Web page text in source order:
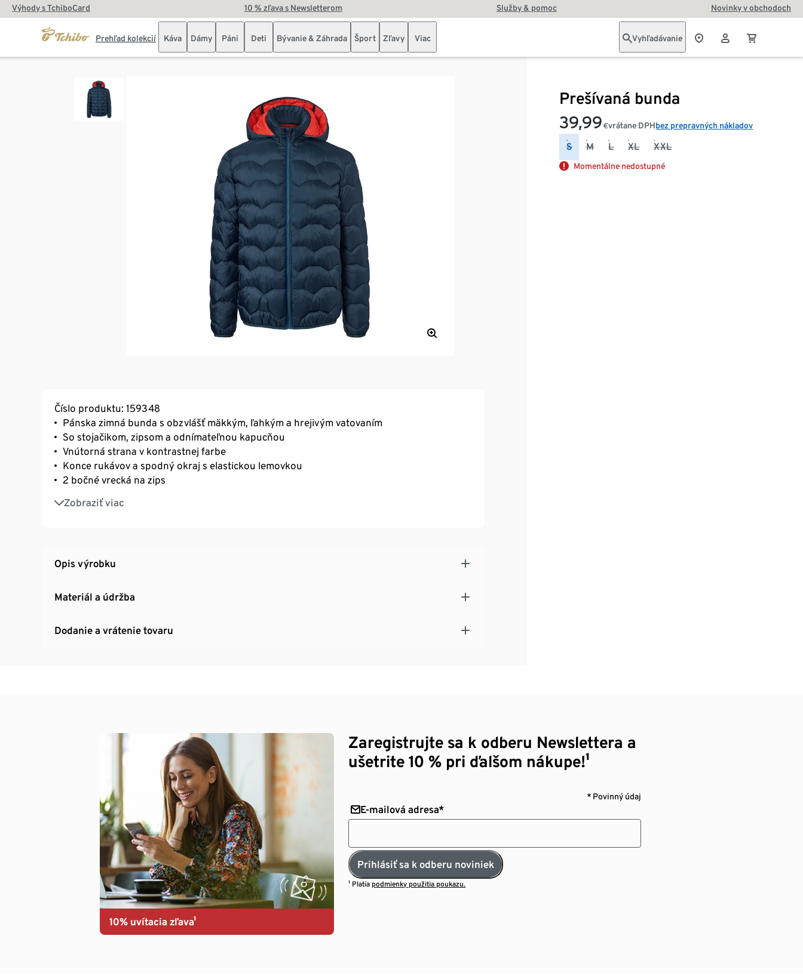
Výhody s TchiboCard 10 % zľava s Newsletterom Služby & pomoc Novinky v obchodoch
Prehľad kolekcií Káva Dámy Páni Deti Bývanie & Záhrada Šport Zľavy Viac Vyhľadávanie
Prešívaná bunda
39,99 €vrátane DPHbez prepravných nákladov
S M L XL XXL
Momentálne nedostupné
Číslo produktu: 159348
Pánska zimná bunda s obzvlášť mäkkým, ľahkým a hrejivým vatovaním
So stojačikom, zipsom a odnímateľnou kapucňou
Vnútorná strana v kontrastnej farbe
Konce rukávov a spodný okraj s elastickou lemovkou
2 bočné vrecká na zips
Zobraziť viac
Vnútorné vrecko na zips
S pútkom na zavesenie
Opis výrobku
Materiál a údržba
Dodanie a vrátenie tovaru
10% uvítacia zľava¹
Zaregistrujte sa k odberu Newslettera a
ušetrite 10 % pri ďalšom nákupe!¹
* Povinný údaj
E-mailová adresa*
Prihlásiť sa k odberu noviniek
¹ Platia podmienky použitia poukazu.